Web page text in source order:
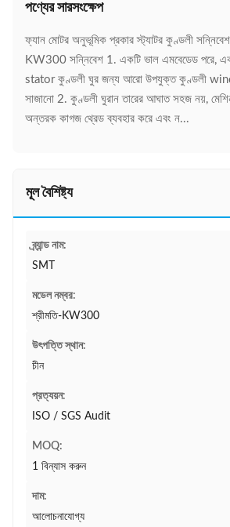
পণ্যের সারসংক্ষেপ
ফ্যান মোটর অনুভূমিক প্রকার স্ট্যাটর কুণ্ডলী সন্নিবেশ
KW300 সন্নিবেশ 1. একটি ভাল এমবেডেড পরে,
stator কুণ্ডলী ঘুর জন্য আরো উপযুক্ত কুণ্ডলী
সাজানো 2. কুণ্ডলী ঘুরান তারের আঘাত সহজ নয়,
অন্তরক কাগজ থ্রেড ব্যবহার করে এবং ন...
মূল বৈশিষ্ট্য
ব্র্যান্ড নাম:
SMT
মডেল নম্বর:
শ্রীমতি-KW300
উৎপত্তি স্থান:
চীন
প্রত্যয়ন:
ISO / SGS Audit
MOQ:
1 বিন্যাস করুন
দাম:
আলোচনাযোগ্য